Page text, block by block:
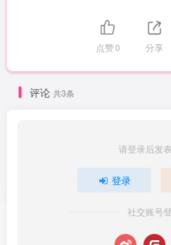
点赞0 分享
评论 共3条
请登录后发
登录
社交账号